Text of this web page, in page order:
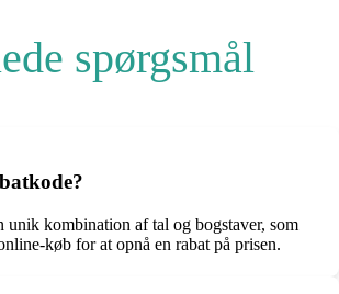
spørgsmål
unik kombination af tal og bogstaver, som
køb for at opnå en rabat på prisen.